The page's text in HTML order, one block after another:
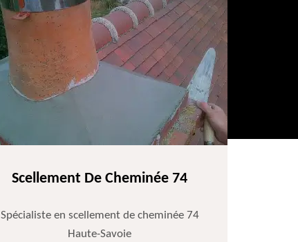
Scellement De Cheminée 74
Spécialiste en scellement de cheminée 74
Haute-Savoie